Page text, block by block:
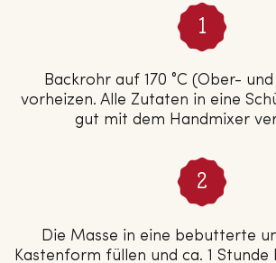
Backrohr auf 170 °C (Ober-
vorheizen. Alle Zutaten in eine
gut mit dem Handmixer
Die Masse in eine bebutterte
Kastenform füllen und ca. 1 Stunde